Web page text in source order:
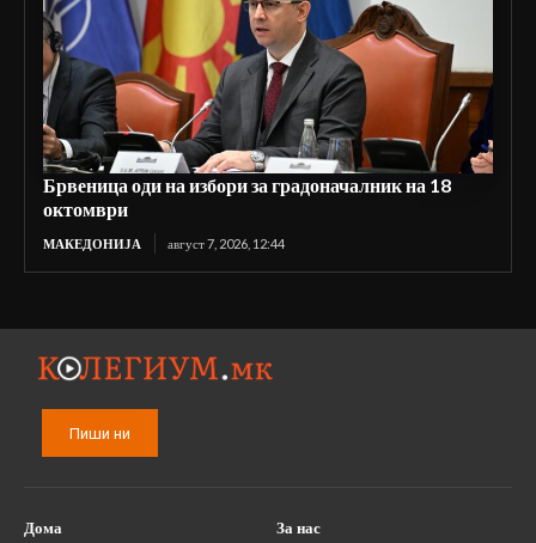
Брвеница оди на избори за градоначалник на 18
октомври
МАКЕДОНИЈА август 7, 2026, 12:44
Пиши ни
Дома
За нас